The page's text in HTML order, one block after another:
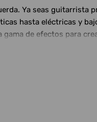
Ya seas
hasta eléctricas y
de efectos para